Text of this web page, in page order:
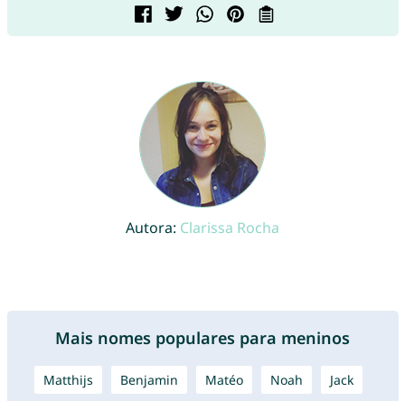
Autora: Clarissa Rocha
Mais nomes populares para meninos
Matthijs Benjamin Matéo Noah Jack